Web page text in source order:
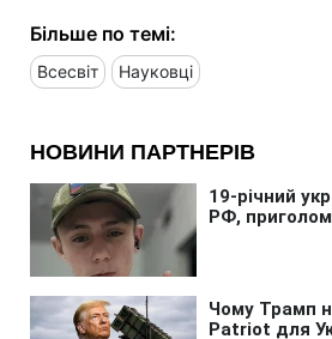
Більше по темі:
Всесвіт Науковці